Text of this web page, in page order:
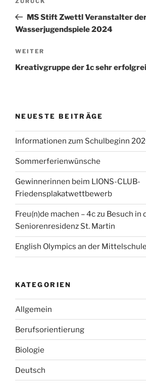
Vorheriger
Beitrag
MS Stift Zwettl Veranstalter
Wasserjugendspiele 2024
Nächster
Beitrag
WEITER
Kreativgruppe der 1c sehr
NEUESTE BEITRÄGE
Informationen zum Schulbeginn
Sommerferienwünsche
Gewinnerinnen beim LIONS-CLUB-
Friedensplakatwettbewerb
Freu(n)de machen – 4c zu Besuch in
Seniorenresidenz St. Martin
English Olympics an der
KATEGORIEN
Allgemein
Berufsorientierung
Biologie
Deutsch